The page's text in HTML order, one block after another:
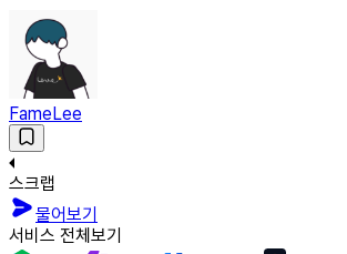
FameLee
스크랩
물어보기
서비스 전체보기